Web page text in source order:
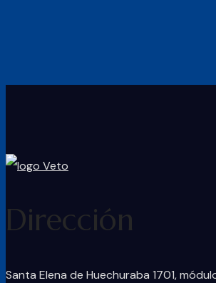
Dirección
Santa Elena de Huechuraba 1701,